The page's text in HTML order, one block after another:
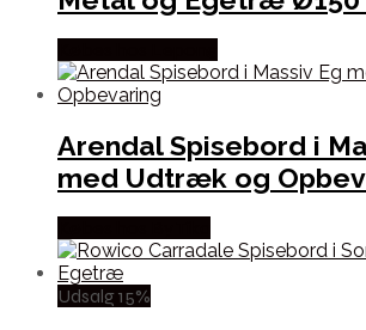
Arendal Spisebord i
med Udtræk og
Udsalg 15%